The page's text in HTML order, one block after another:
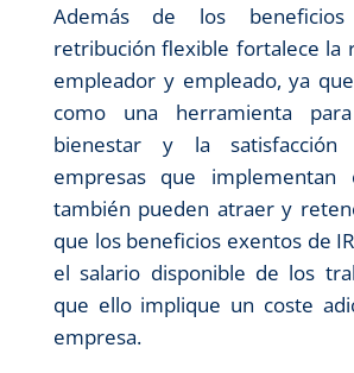
Además de los
retribución flexible fortalece la
empleador y empleado, ya
como una herramienta
bienestar y la satisfacción
empresas que implementan
también pueden atraer y
que los beneficios exentos de
el salario disponible de los
que ello implique un coste
empresa.